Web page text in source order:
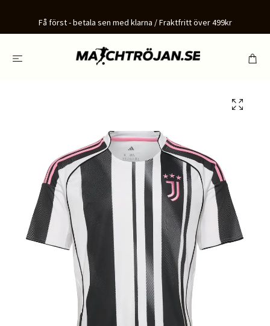
Få först - betala sen med klarna / Fraktfritt över 499kr